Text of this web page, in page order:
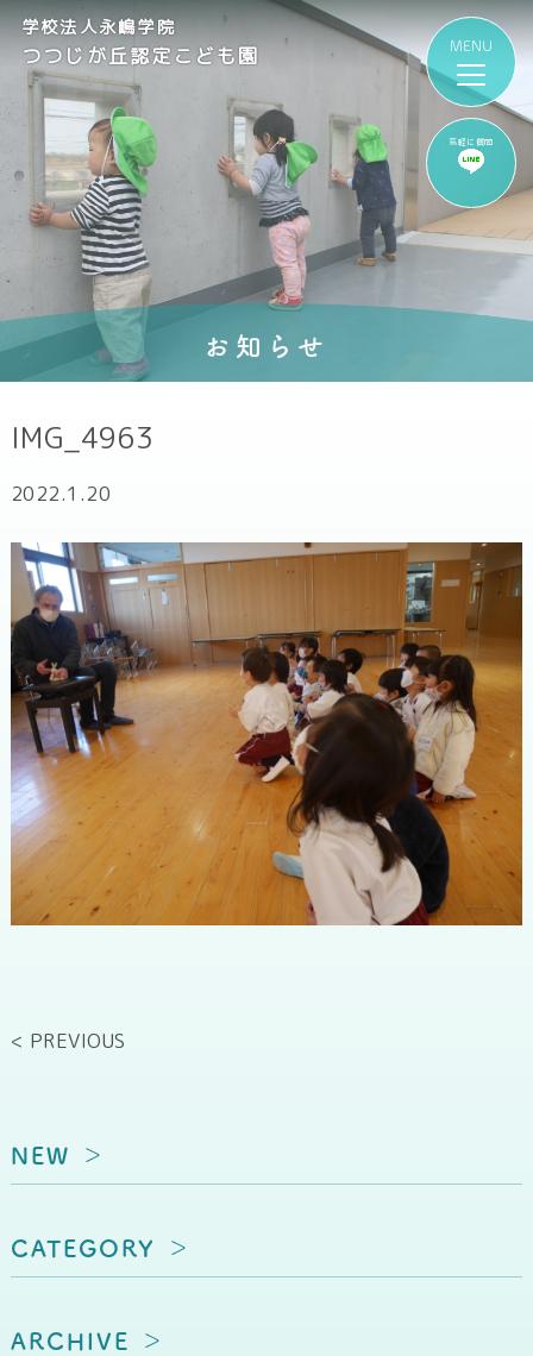
気軽に質問
学校法人永嶋学院
つつじが丘認定こども園
お知らせ
IMG_4963
2022.1.20
< PREVIOUS
NEW
CATEGORY
ARCHIVE